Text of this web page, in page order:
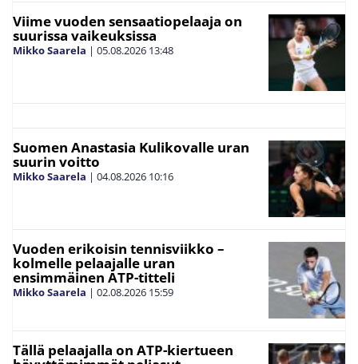
Viime vuoden sensaatiopelaaja on
suurissa vaikeuksissa
Mikko Saarela | 05.08.2026 13:48
Suomen Anastasia Kulikovalle uran
suurin voitto
Mikko Saarela | 04.08.2026 10:16
Vuoden erikoisin tennisviikko –
kolmelle pelaajalle uran
ensimmäinen ATP-titteli
Mikko Saarela | 02.08.2026 15:59
Tällä pelaajalla on ATP-kiertueen